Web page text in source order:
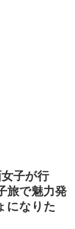
仮面女子が行く！どん
子が行
旅で魅力発
になりた